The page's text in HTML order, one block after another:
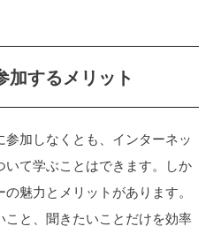
加するメリット
加しなくとも、インターネッ
いて学ぶことはできます。しか
魅力とメリットがあります。
こと、聞きたいことだけを効率